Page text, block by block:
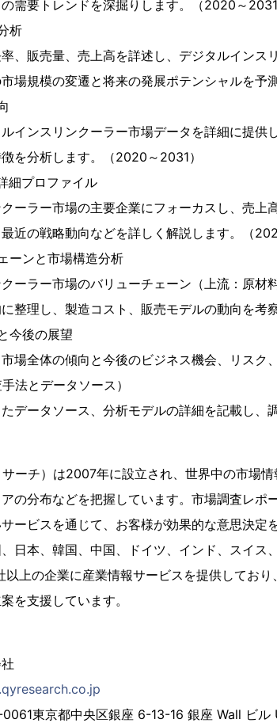
需要トレンドを深掘りします。（2020～2031
析
、販売量、売上高を詳述し、デジタルインス
場規模の変遷と将来の発展ポテンシャルを予
インスリンクーラー市場データを詳細に提供
を分析します。（2020～2031）
細プロファイル
ーラー市場の主要企業にフォーカスし、売上
近の戦略動向などを詳しく解説します。（
ーンと市場構造分析
ーラー市場のバリューチェーン（上流：原材
整理し、製造コスト、販売モデルの動向を考察
今後の展望
場全体の傾向と今後のビジネス機会、リスク
法とデータソース）
データソース、分析モデルの詳細を記載し、
ーチ）は2007年に設立され、世界中の市場
の分布などを把握しています。市場調査レポ
ービスを通じて、お客様が効果的な意思決定
日本、韓国、中国、ドイツ、インド、スイス
上の企業に産業情報サービスを提供してお
を支援しています。
東京都中央区銀座 6-13-16 銀座 Wall ビル